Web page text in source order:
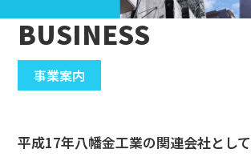
BUSINESS
事業案内
平成17年八幡金工業の関連会社とし